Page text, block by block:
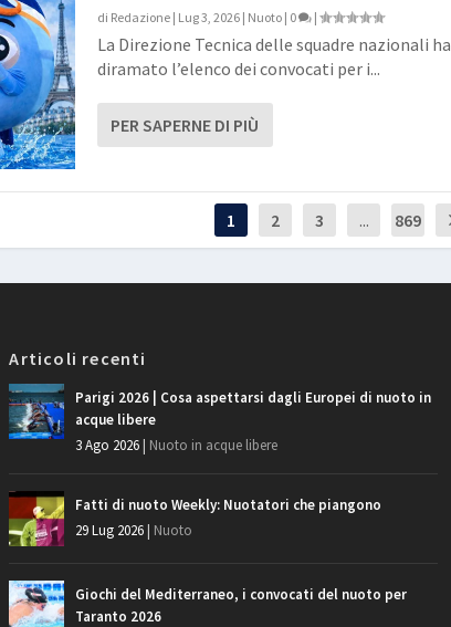
di Redazione | Lug 3, 2026 | Nuoto | 0 |
La Direzione Tecnica delle squadre nazionali ha
diramato l’elenco dei convocati per i...
PER SAPERNE DI PIÙ
1 2 3 ... 869
Articoli recenti
Parigi 2026 | Cosa aspettarsi dagli Europei di nuoto in
acque libere
3 Ago 2026| Nuoto in acque libere
Fatti di nuoto Weekly: Nuotatori che piangono
29 Lug 2026| Nuoto
Giochi del Mediterraneo, i convocati del nuoto per
Taranto 2026